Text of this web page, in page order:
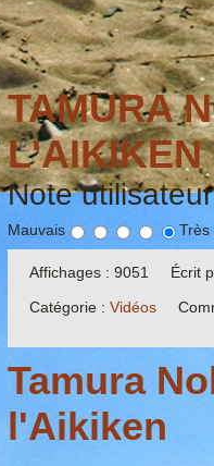
TAMURA
L'AIKIKEN
Note
Mauvais
Affichages : 9051
Écrit
Catégorie : Vidéos
Tamura
l'Aikiken